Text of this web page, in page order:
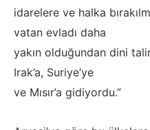
idarelere ve halka
vatan evladı daha
yakın olduğundan dini
Irak’a, Suriye’ye
ve Mısır’a gidiyordu.”